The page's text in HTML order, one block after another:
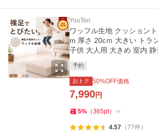
YouTen
ワッフル生地 クッション
m 厚さ 20cｍ 大きい トラ
子供 大人用 大きめ 室内 静
予約
おトク 50%OFF価格
7,990円
5% （365pt）
4.57（77件）